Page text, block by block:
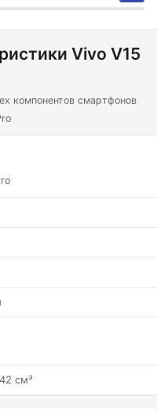
Vivo V15
компонентов смартфонов
см³